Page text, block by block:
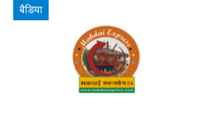
बैडिया